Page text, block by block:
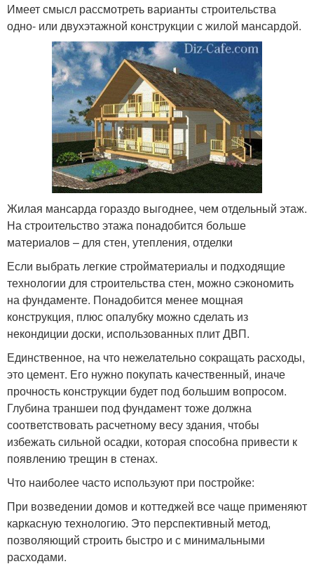
Имеет смысл рассмотреть варианты строительства
одно- или двухэтажной конструкции с жилой мансардой.
Жилая мансарда гораздо выгоднее, чем отдельный этаж.
На строительство этажа понадобится больше
материалов – для стен, утепления, отделки
Если выбрать легкие стройматериалы и подходящие
технологии для строительства стен, можно сэкономить
на фундаменте. Понадобится менее мощная
конструкция, плюс опалубку можно сделать из
некондиции доски, использованных плит ДВП.
Единственное, на что нежелательно сокращать расходы,
это цемент. Его нужно покупать качественный, иначе
прочность конструкции будет под большим вопросом.
Глубина траншеи под фундамент тоже должна
соответствовать расчетному весу здания, чтобы
избежать сильной осадки, которая способна привести к
появлению трещин в стенах.
Что наиболее часто используют при постройке:
При возведении домов и коттеджей все чаще применяют
каркасную технологию. Это перспективный метод,
позволяющий строить быстро и с минимальными
расходами.